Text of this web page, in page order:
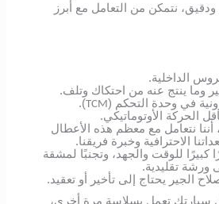
نتمكن من التعامل مع أبرز
الداخلية.
وما ينتج عنه من احتكاك وتلف.
في وحدة التحكم (TCM
).
الحركة الأوتوماتيكي.
أننا نتعامل مع معظم هذه الأعطال
الاحترافية وخبرة فريقنا.
كبيرًا للوقت والجهد، وتجنبًا لمشقة
ورشة تقليدية.
الجير يحتاج إلى تأخير أو تعقيد.
سيارتك تعمل بسلاسة مرة أخرى،